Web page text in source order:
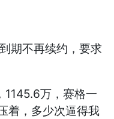
期不再续约，要求
万，赛格一
着，多少次逼得我